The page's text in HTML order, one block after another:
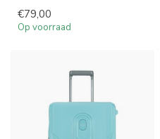
€79,00
Op voorraad